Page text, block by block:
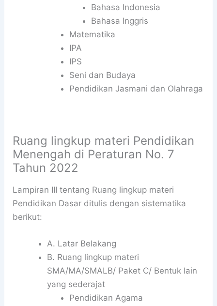
Bahasa Indonesia
Bahasa Inggris
Matematika
IPA
IPS
Seni dan Budaya
Pendidikan Jasmani dan Olahraga
Ruang lingkup materi Pendidikan
Menengah di Peraturan No. 7
Tahun 2022
Lampiran III tentang Ruang lingkup materi
Pendidikan Dasar ditulis dengan sistematika
berikut:
A. Latar Belakang
B. Ruang lingkup materi
SMA/MA/SMALB/ Paket C/ Bentuk lain
yang sederajat
Pendidikan Agama